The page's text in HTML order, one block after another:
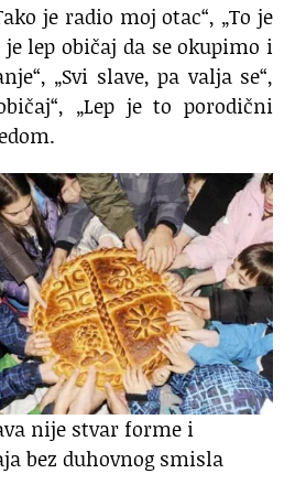
je radio moj otac“, „To je
je lep običaj da se okupimo i
„Svi slave, pa valja se“,
„Lep je to porodični
nije stvar forme i
bez duhovnog smisla